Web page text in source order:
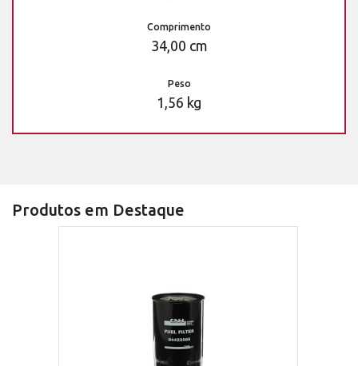
Comprimento
34,00 cm
Peso
1,56 kg
Produtos em Destaque